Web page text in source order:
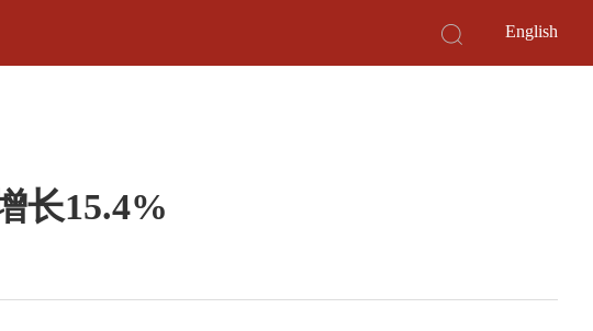
English
长15.4%